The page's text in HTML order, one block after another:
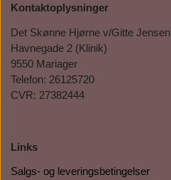
Kontaktoplysninger
Det Skønne Hjørne v/Gitte Jensen
Havnegade 2 (Klinik)
9550 Mariager
Telefon: 26125720
CVR: 27382444
Links
Salgs- og leveringsbetingelser